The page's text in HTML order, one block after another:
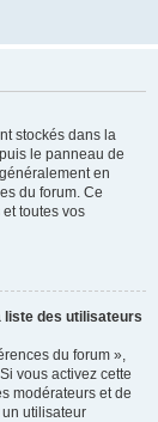
stockés dans la
le panneau de
en
du forum. Ce
toutes vos
liste des utilisateurs
du forum »,
vous activez cette
modérateurs et de
utilisateur